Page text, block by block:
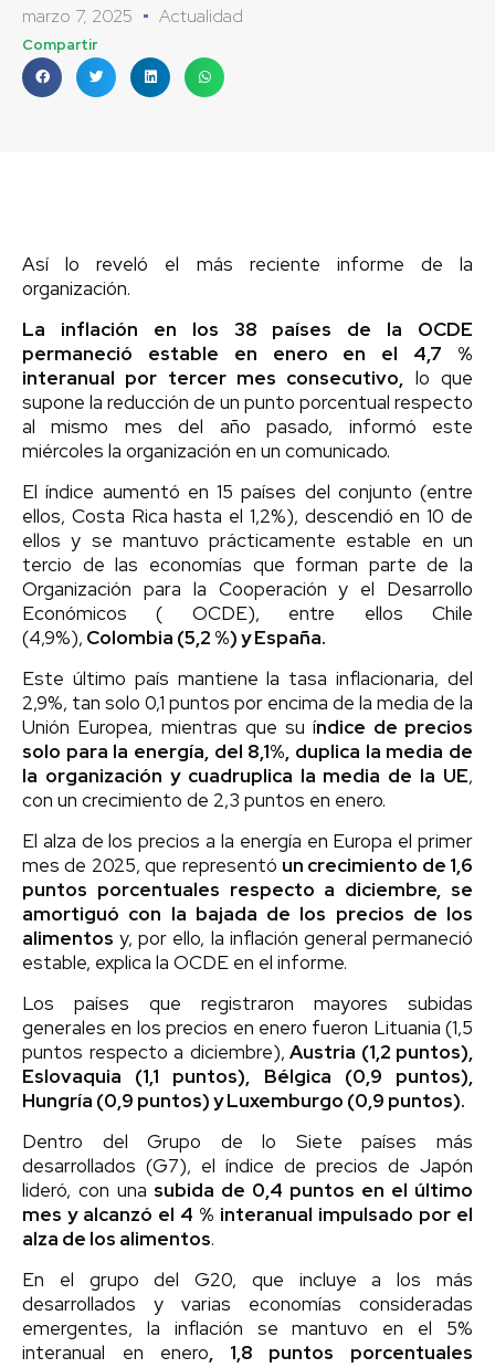
marzo 7, 2025 Actualidad
Compartir
Así lo reveló el más reciente informe de la
organización.
La inflación en los 38 países de la OCDE
permaneció estable en enero en el 4,7 %
interanual por tercer mes consecutivo, lo que
supone la reducción de un punto porcentual respecto
al mismo mes del año pasado, informó este
miércoles la organización en un comunicado.
El índice aumentó en 15 países del conjunto (entre
ellos, Costa Rica hasta el 1,2%), descendió en 10 de
ellos y se mantuvo prácticamente estable en un
tercio de las economías que forman parte de la
Organización para la Cooperación y el Desarrollo
Económicos ( OCDE), entre ellos Chile
(4,9%), Colombia (5,2 %) y España.
Este último país mantiene la tasa inflacionaria, del
2,9%, tan solo 0,1 puntos por encima de la media de la
Unión Europea, mientras que su índice de precios
solo para la energía, del 8,1%, duplica la media de
la organización y cuadruplica la media de la UE,
con un crecimiento de 2,3 puntos en enero.
El alza de los precios a la energía en Europa el primer
mes de 2025, que representó un crecimiento de 1,6
puntos porcentuales respecto a diciembre, se
amortiguó con la bajada de los precios de los
alimentos y, por ello, la inflación general permaneció
estable, explica la OCDE en el informe.
Los países que registraron mayores subidas
generales en los precios en enero fueron Lituania (1,5
puntos respecto a diciembre), Austria (1,2 puntos),
Eslovaquia (1,1 puntos), Bélgica (0,9 puntos),
Hungría (0,9 puntos) y Luxemburgo (0,9 puntos).
Dentro del Grupo de lo Siete países más
desarrollados (G7), el índice de precios de Japón
lideró, con una subida de 0,4 puntos en el último
mes y alcanzó el 4 % interanual impulsado por el
alza de los alimentos.
En el grupo del G20, que incluye a los más
desarrollados y varias economías consideradas
emergentes, la inflación se mantuvo en el 5%
interanual en enero, 1,8 puntos porcentuales